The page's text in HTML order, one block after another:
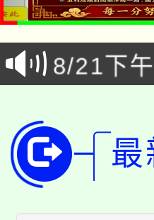
代理(課)
告(尚有
「本色
場熱烈
8/21下
YOUNG
局官網。
8月14至
開!
115年桃